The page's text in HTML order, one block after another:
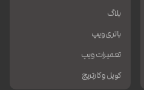
بلاگ
باتری ویپ
تعمیرات ویپ
کویل و کارتریج